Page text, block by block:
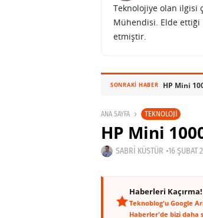
Teknolojiye olan ilgisi
Mühendisi. Elde ettiği
etmiştir.
SONRAKI HABER HP Mini
ANA SAYFA TEKNOLOJI
HP Mini
SABRI KÜSTÜR 16 ŞUBAT
Haberleri Kaçırma!
Teknoblog'u Google
Haberler'de bizi daha